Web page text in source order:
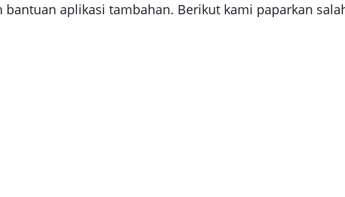
aplikasi tambahan. Berikut kami paparkan